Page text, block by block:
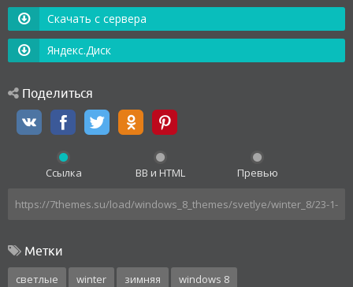
Скачать с сервера
Яндекс.Диск
Поделиться
Ссылка BB и HTML Превью
Метки
светлые winter зимняя windows 8